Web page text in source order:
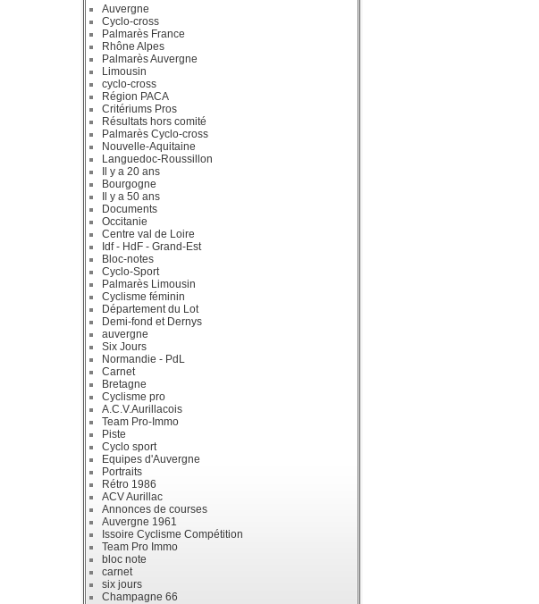
Auvergne
Cyclo-cross
Palmarès France
Rhône Alpes
Palmarès Auvergne
Limousin
cyclo-cross
Région PACA
Critériums Pros
Résultats hors comité
Palmarès Cyclo-cross
Nouvelle-Aquitaine
Languedoc-Roussillon
Il y a 20 ans
Bourgogne
Il y a 50 ans
Documents
Occitanie
Centre val de Loire
Idf - HdF - Grand-Est
Bloc-notes
Cyclo-Sport
Palmarès Limousin
Cyclisme féminin
Département du Lot
Demi-fond et Dernys
auvergne
Six Jours
Normandie - PdL
Carnet
Bretagne
Cyclisme pro
A.C.V.Aurillacois
Team Pro-Immo
Piste
Cyclo sport
Equipes d'Auvergne
Portraits
Rétro 1986
ACV Aurillac
Annonces de courses
Auvergne 1961
Issoire Cyclisme Compétition
Team Pro Immo
bloc note
carnet
six jours
Champagne 66